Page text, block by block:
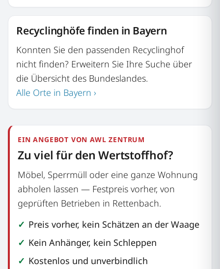
Recyclinghöfe finden in Bayern
Konnten Sie den passenden Recyclinghof
nicht finden? Erweitern Sie Ihre Suche über
die Übersicht des Bundeslandes.
Alle Orte in Bayern ›
EIN ANGEBOT VON AWL ZENTRUM
Zu viel für den Wertstoffhof?
Möbel, Sperrmüll oder eine ganze Wohnung
abholen lassen — Festpreis vorher, von
geprüften Betrieben in Rettenbach.
Preis vorher, kein Schätzen an der Waage
Kein Anhänger, kein Schleppen
Kostenlos und unverbindlich